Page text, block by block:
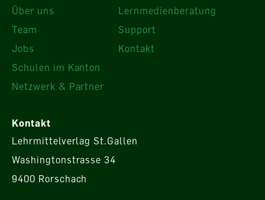
Über uns
Team
Jobs
Schulen im Kanton
Netzwerk & Partner
Lernmedienberatung
Support
Kontakt
Kontakt
Lehrmittelverlag St.Gallen
Washingtonstrasse 34
9400 Rorschach